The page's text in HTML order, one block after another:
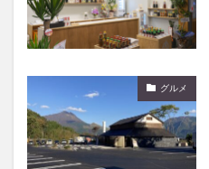
グルメ